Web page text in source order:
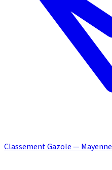
Classement Gazole — Mayenne